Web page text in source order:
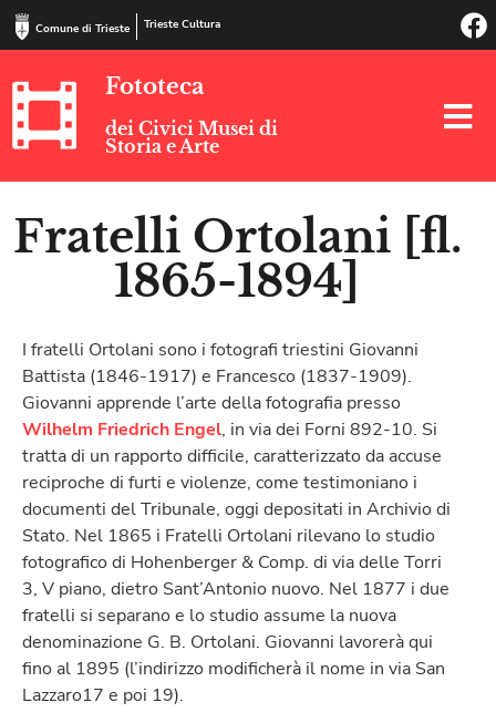
Comune di Trieste Trieste Cultura
Fototeca
dei Civici Musei di
Storia e Arte
Fratelli Ortolani [fl.
1865-1894]
I fratelli Ortolani sono i fotografi triestini Giovanni
Battista (1846-1917) e Francesco (1837-1909).
Giovanni apprende l’arte della fotografia presso
Wilhelm Friedrich Engel, in via dei Forni 892-10. Si
tratta di un rapporto difficile, caratterizzato da accuse
reciproche di furti e violenze, come testimoniano i
documenti del Tribunale, oggi depositati in Archivio di
Stato. Nel 1865 i Fratelli Ortolani rilevano lo studio
fotografico di Hohenberger & Comp. di via delle Torri
3, V piano, dietro Sant’Antonio nuovo. Nel 1877 i due
fratelli si separano e lo studio assume la nuova
denominazione G. B. Ortolani. Giovanni lavorerà qui
fino al 1895 (l’indirizzo modificherà il nome in via San
Lazzaro17 e poi 19).